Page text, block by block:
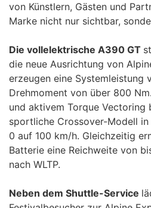
von Künstlern, Gästen und
Marke nicht nur sichtbar,
Die vollelektrische A390 GT
die neue Ausrichtung von
erzeugen eine Systemleistung
Drehmoment von über 800
und aktivem Torque Vectoring
sportliche Crossover-Modell
0 auf 100 km/h. Gleichzeitig
Batterie eine Reichweite von
nach WLTP.
Neben dem Shuttle-Service